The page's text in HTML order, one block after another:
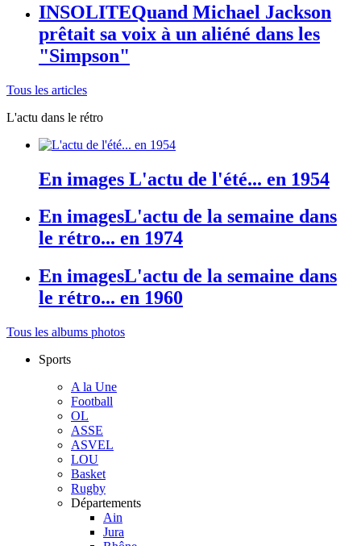
INSOLITEQuand Michael Jackson
prêtait sa voix à un aliéné dans les
"Simpson"
Tous les articles
L'actu dans le rétro
En images L'actu de l'été... en 1954
En imagesL'actu de la semaine dans
le rétro... en 1974
En imagesL'actu de la semaine dans
le rétro... en 1960
Tous les albums photos
Sports
A la Une
Football
OL
ASSE
ASVEL
LOU
Basket
Rugby
Départements
Ain
Jura